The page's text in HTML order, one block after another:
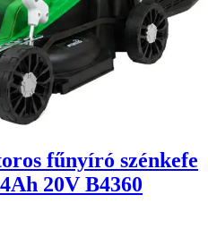
fűnyíró szénkefe
20V B4360